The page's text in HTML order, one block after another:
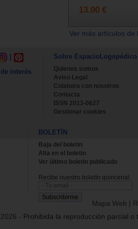
13.00 €
Ver más artículos
interés
Sobre EspacioLogopédico
Quienes somos
Aviso Legal
Colabora con nosotros
Contacta
ISSN 2013-0627
Gestionar cookies
BOLETÍN
Baja del boletin
Alta en el boletin
Ver último boletin publicado
Recibe nuestro boletín quincenal.
Mapa Web |
- Prohibida la reproducción parcial o